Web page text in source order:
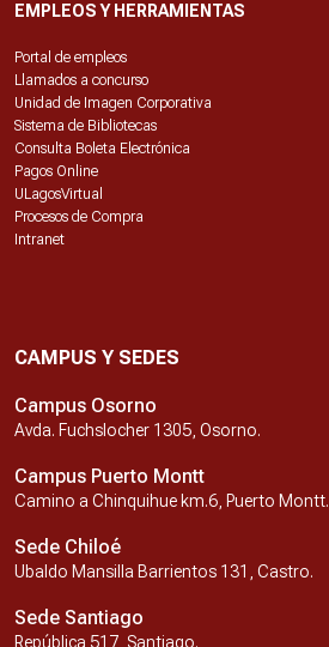
EMPLEOS Y HERRAMIENTAS
Portal de empleos
Llamados a concurso
Unidad de Imagen Corporativa
Sistema de Bibliotecas
Consulta Boleta Electrónica
Pagos Online
ULagosVirtual
Procesos de Compra
Intranet
CAMPUS Y SEDES
Campus Osorno
Avda. Fuchslocher 1305, Osorno.
Campus Puerto Montt
Camino a Chinquihue km.6, Puerto Montt.
Sede Chiloé
Ubaldo Mansilla Barrientos 131, Castro.
Sede Santiago
República 517, Santiago.